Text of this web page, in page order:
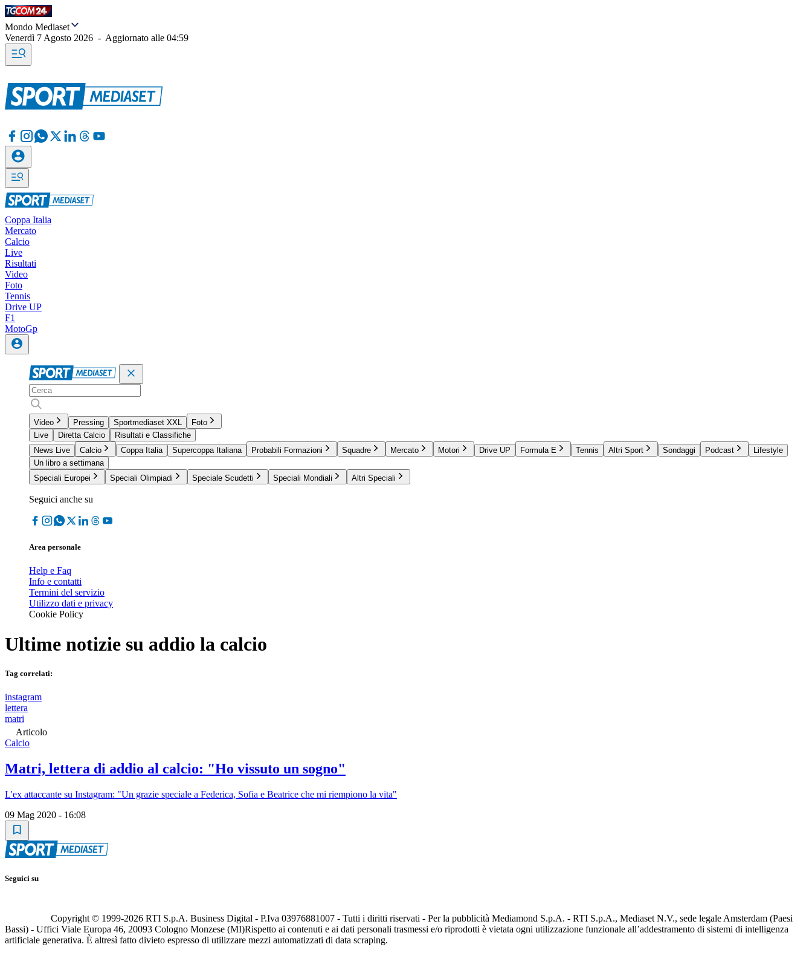
Mondo Mediaset
Venerdì 7 Agosto 2026 - Aggiornato alle 04:59
Coppa Italia
Mercato
Calcio
Live
Risultati
Video
Foto
Tennis
Drive UP
F1
MotoGp
Video Pressing Sportmediaset XXL
Foto
Live
Diretta Calcio
Risultati e Classifiche
News Live
Calcio Coppa Italia Supercoppa Italiana Probabili Formazioni Squadre Mercato Motori Drive UP Formula E Tennis Altri Sport Sondaggi Podcast
Lifestyle
Un libro a settimana
Speciali Europei
Speciali Olimpiadi Speciale Scudetti Speciali Mondiali Altri Speciali
Seguici anche su
Area personale
Help e Faq
Info e contatti
Termini del servizio
Utilizzo dati e privacy
Cookie Policy
Ultime notizie su addio la calcio
Tag correlati:
instagram
lettera
matri
Articolo
Calcio
Matri, lettera di addio al calcio: "Ho vissuto un sogno"
L'ex attaccante su Instagram: "Un grazie speciale a Federica, Sofia e Beatrice che mi riempiono la vita"
09 Mag 2020 - 16:08
Seguici su
Copyright © 1999-2026 RTI S.p.A. Business Digital - P.Iva 03976881007 - Tutti i diritti riservati - Per la pubblicità Mediamond S.p.A. - RTI S.p.A., Mediaset N.V., sede legale Amsterdam (Paesi
Bassi) - Uffici Viale Europa 46, 20093 Cologno Monzese (MI)Rispetto ai contenuti e ai dati personali trasmessi e/o riprodotti è vietata ogni utilizzazione funzionale all’addestramento di sistemi di intelligenza
artificiale generativa. È altresì fatto divieto espresso di utilizzare mezzi automatizzati di data scraping.